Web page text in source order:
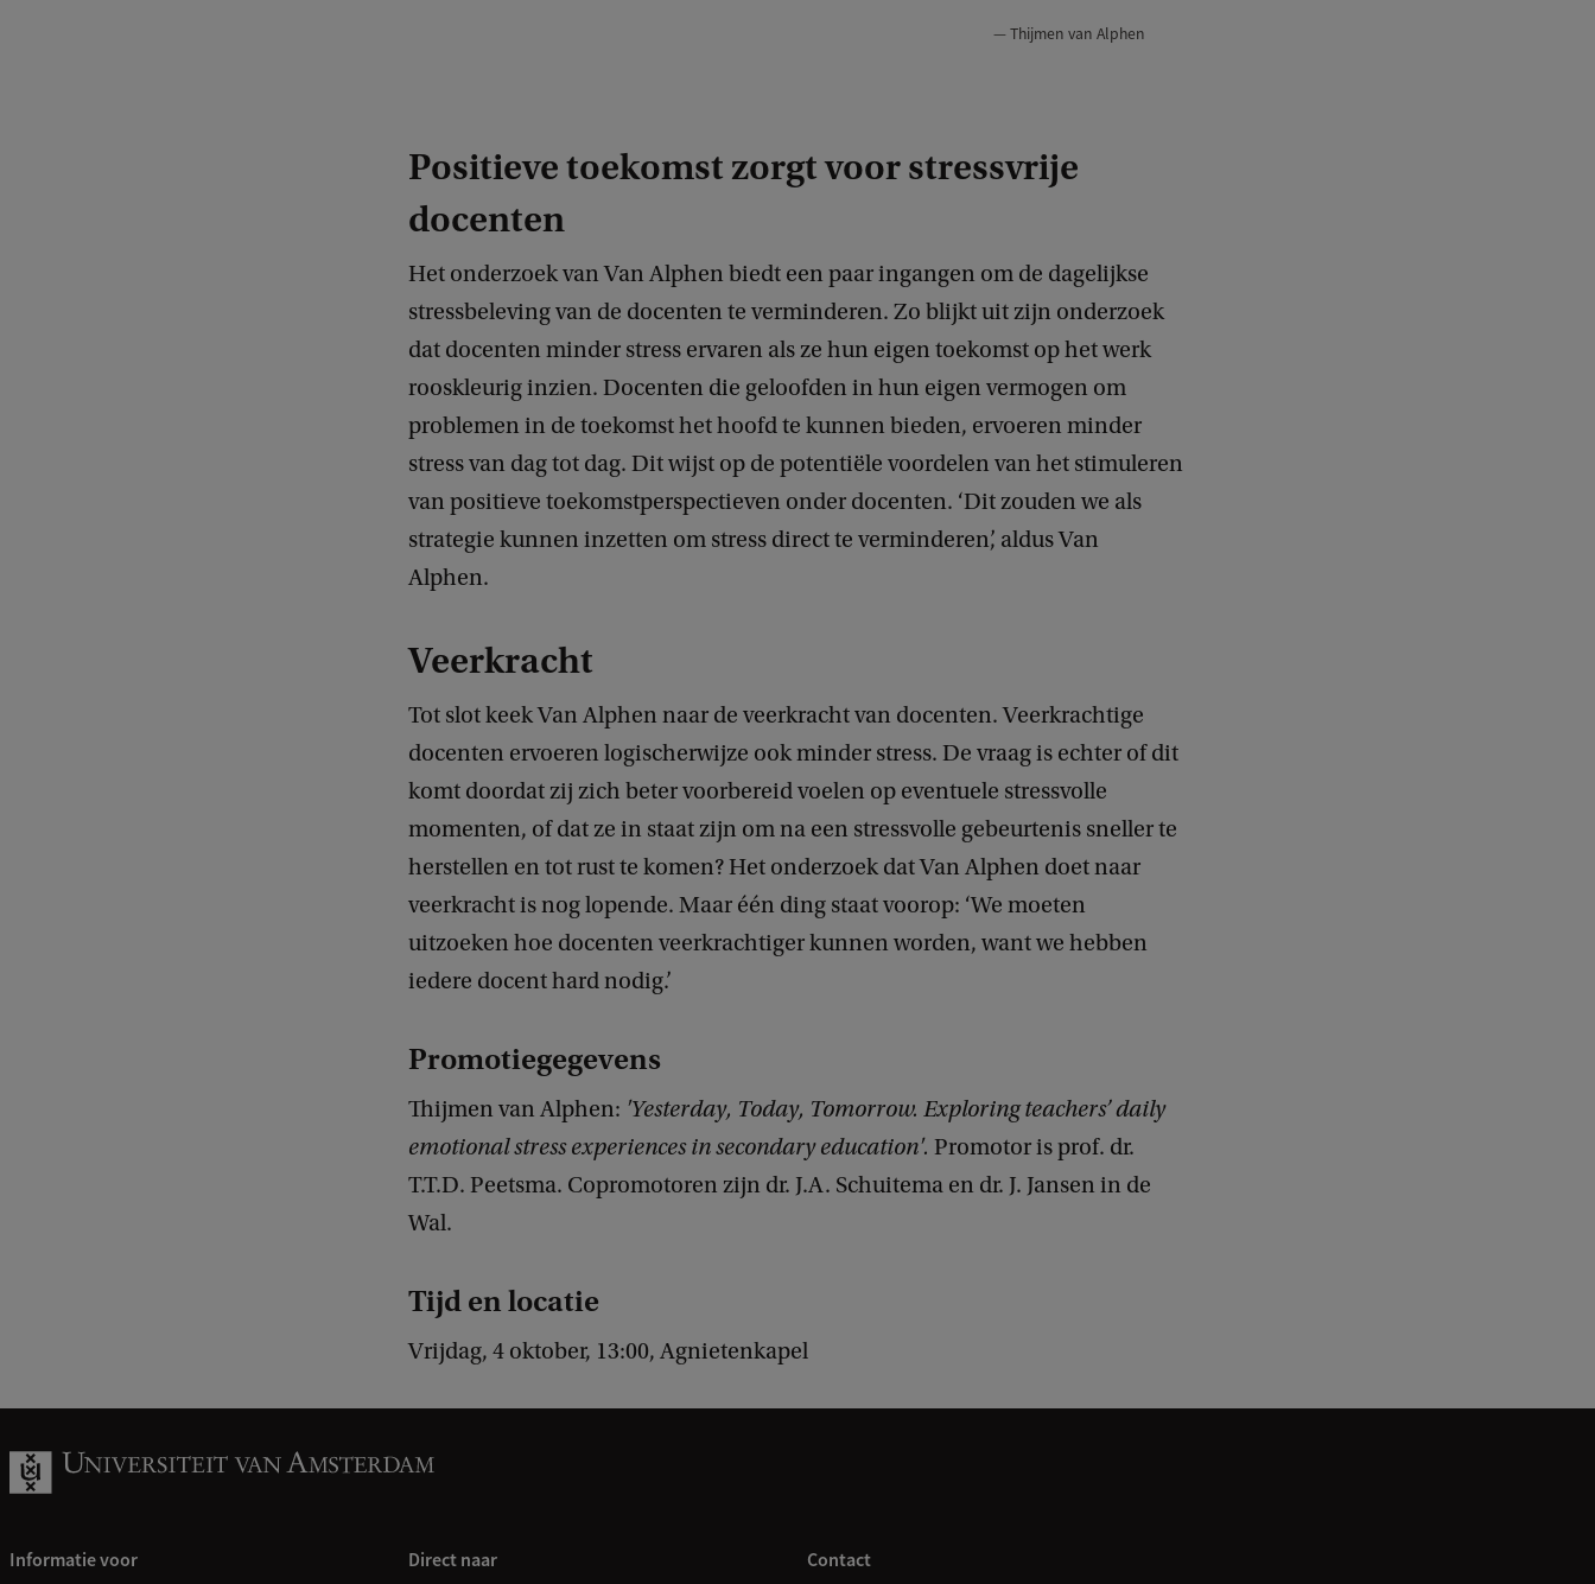
Thijmen van Alphen
Positieve toekomst zorgt voor stressvrije
docenten
Het onderzoek van Van Alphen biedt een paar ingangen om de dagelijkse
stressbeleving van de docenten te verminderen. Zo blijkt uit zijn onderzoek
dat docenten minder stress ervaren als ze hun eigen toekomst op het werk
rooskleurig inzien. Docenten die geloofden in hun eigen vermogen om
problemen in de toekomst het hoofd te kunnen bieden, ervoeren minder
stress van dag tot dag. Dit wijst op de potentiële voordelen van het stimuleren
van positieve toekomstperspectieven onder docenten. ‘Dit zouden we als
strategie kunnen inzetten om stress direct te verminderen’, aldus Van
Alphen.
Veerkracht
Tot slot keek Van Alphen naar de veerkracht van docenten. Veerkrachtige
docenten ervoeren logischerwijze ook minder stress. De vraag is echter of dit
komt doordat zij zich beter voorbereid voelen op eventuele stressvolle
momenten, of dat ze in staat zijn om na een stressvolle gebeurtenis sneller te
herstellen en tot rust te komen? Het onderzoek dat Van Alphen doet naar
veerkracht is nog lopende. Maar één ding staat voorop: ‘We moeten
uitzoeken hoe docenten veerkrachtiger kunnen worden, want we hebben
iedere docent hard nodig.’
Promotiegegevens
Thijmen van Alphen: 'Yesterday, Today, Tomorrow. Exploring teachers’ daily
emotional stress experiences in secondary education'. Promotor is prof. dr.
T.T.D. Peetsma. Copromotoren zijn dr. J.A. Schuitema en dr. J. Jansen in de
Wal.
Tijd en locatie
Vrijdag, 4 oktober, 13:00, Agnietenkapel
Informatie voor Direct naar Contact